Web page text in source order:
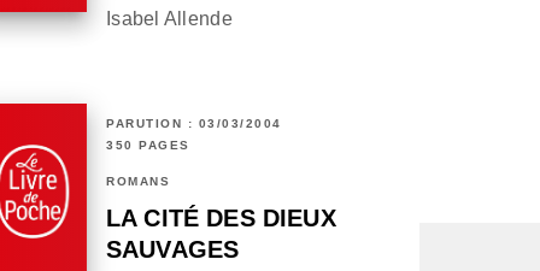
Isabel Allende
PARUTION : 03/03/2004
350 PAGES
ROMANS
LA CITÉ DES DIEUX
SAUVAGES